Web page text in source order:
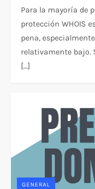
Para la mayoría de
protección WHOIS
pena,
relativamente bajo.
[…]
GENERAL